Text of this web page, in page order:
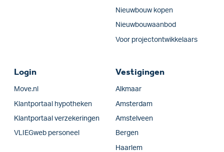
Nieuwbouw kopen
Nieuwbouwaanbod
Voor projectontwikkelaars
Login
Move.nl
Klantportaal hypotheken
Klantportaal verzekeringen
VLIEGweb personeel
Vestigingen
Alkmaar
Amsterdam
Amstelveen
Bergen
Haarlem